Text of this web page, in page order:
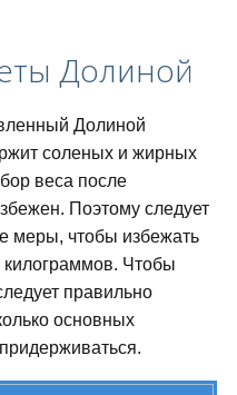
Долиной
Долиной
соленых и жирных
веса после
Поэтому следует
меры, чтобы избежать
Чтобы
правильно
основных